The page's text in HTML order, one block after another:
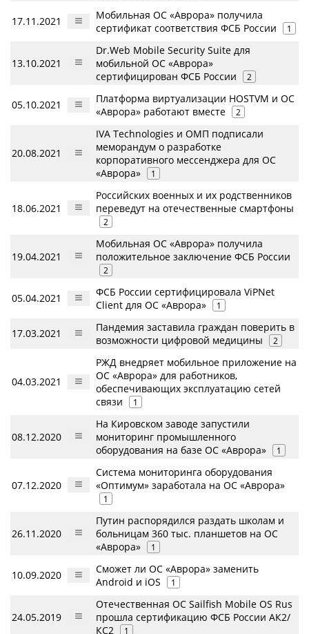
17.11.2021
Мобильная ОС «Аврора» получила
сертификат соответствия ФСБ России
1
13.10.2021
Dr.Web Mobile Security Suite для
мобильной ОС «Аврора»
сертифицирован ФСБ России
2
05.10.2021
Платформа виртуализации HOSTVM и ОС
«Аврора» работают вместе
2
20.08.2021
IVA Technologies и ОМП подписали
меморандум о разработке
корпоративного мессенджера для ОС
«Аврора»
1
18.06.2021
Российских военных и их родственников
переведут на отечественные смартфоны
2
19.04.2021
Мобильная ОС «Аврора» получила
положительное заключение ФСБ России
2
05.04.2021
ФСБ России сертифицировала ViPNet
Client для ОС «Аврора»
1
17.03.2021
Пандемия заставила граждан поверить в
возможности цифровой медицины
2
04.03.2021
РЖД внедряет мобильное приложение на
ОС «Аврора» для работников,
обеспечивающих эксплуатацию сетей
связи
1
08.12.2020
На Кировском заводе запустили
мониторинг промышленного
оборудования на базе ОС «Аврора»
1
07.12.2020
Система мониторинга оборудования
«Оптимум» заработала на ОС «Аврора»
1
26.11.2020
Путин распорядился раздать школам и
больницам 360 тыс. планшетов на ОС
«Аврора»
1
10.09.2020
Сможет ли ОС «Аврора» заменить
Android и iOS
1
24.05.2019
Отечественная ОС Sailfish Mobile OS Rus
прошла сертификацию ФСБ России АК2/
КС2
1